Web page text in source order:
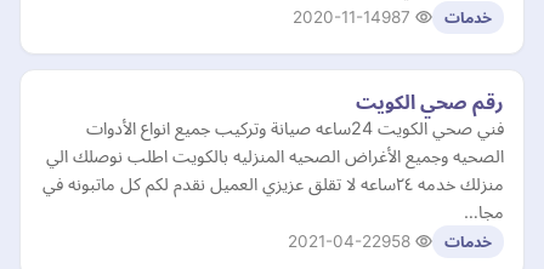
خدمات 2020-11-14
رقم صحي الكويت
فني صحي الكويت 24ساعه صيانة وتركيب جميع انواع الأدوات
الصحيه وجميع الأغراض الصحيه المنزليه بالكويت اطلب نوصلك الي
منزلك خدمه ٢٤ساعه لا تقلق عزيزي العميل نقدم لكم كل ماتبونه في
مجا…
خدمات 2021-04-22